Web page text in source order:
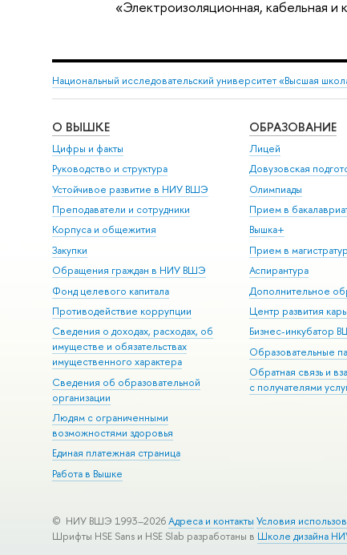
«Электроизоляционная, кабельная
Национальный исследовательский университет «Высшая
О ВЫШКЕ
Цифры и факты
Руководство и структура
Устойчивое развитие в НИУ ВШЭ
Преподаватели и сотрудники
Корпуса и общежития
Закупки
Обращения граждан в НИУ ВШЭ
Фонд целевого капитала
Противодействие коррупции
Сведения о доходах, расходах, об
имуществе и обязательствах
имущественного характера
Сведения об образовательной
организации
Людям с ограниченными
возможностями здоровья
Единая платежная страница
Работа в Вышке
ОБРАЗОВАНИЕ
Лицей
Довузовская
Олимпиады
Прием в
Вышка+
Прием в
Аспирантура
Дополнительное
Центр развития
Бизнес-инкубатор
Образовательные
Обратная связь и
с получателями
© НИУ ВШЭ 1993–2026 Адреса и контакты Условия
Шрифты HSE Sans и HSE Slab разработаны в Школе дизайна